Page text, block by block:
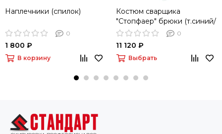
Наплечники (спилок)
0
1 800 ₽
В корзину
Костюм сварщика
"Стопфаер" брюки (т.синий/
красный)
0
11 120 ₽
Выбрать